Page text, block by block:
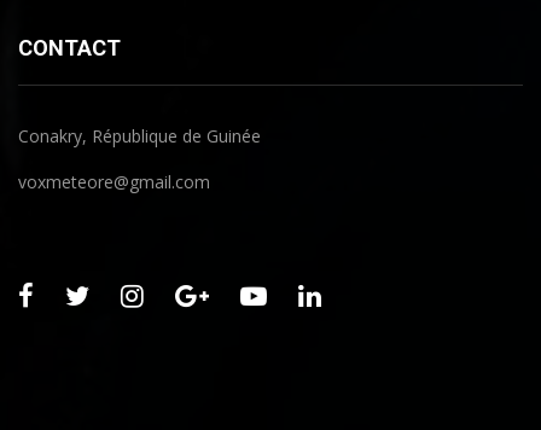
CONTACT
Conakry, République de Guinée
voxmeteore@gmail.com